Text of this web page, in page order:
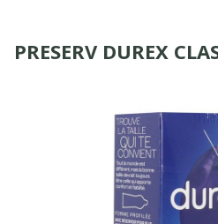
PRESERV DUREX